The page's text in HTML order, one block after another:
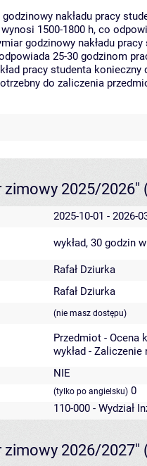
nakładu pracy
1500-1800 h, co
godzinowy nakładu
25-30 godzinom
pracy studenta
do zaliczenia
zimowy 2025/2026"
2025-10-01 - 2026-
wykład, 30 godzin
Rafał Dziurka
Rafał Dziurka
(nie masz dostępu)
Przedmiot - Ocena
wykład - Zaliczenie
NIE
(tylko po angielsku) 0
110-000 - Wydział
zimowy 2026/2027"